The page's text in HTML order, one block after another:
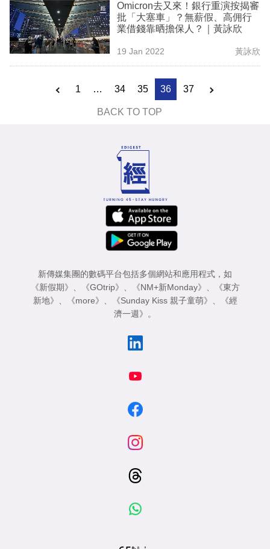
Omicron去又來！銀行重演按揭審
批「大塞車」？無薪假、高佣行
業借錢靠晒擔保人？｜黃詠欣
19 Jan 2022 黃詠欣
1 … 34 35 36 37
BACK TO TOP
新傳媒集團的數碼平台包括多個網站和應用程式，如
《新假期》 、 《GOtrip》 、 《NM+新Monday》 、
《東方
新地》 、 《more》 、 《Sunday Kiss 親子童萌》 、
《經
濟一週》 。